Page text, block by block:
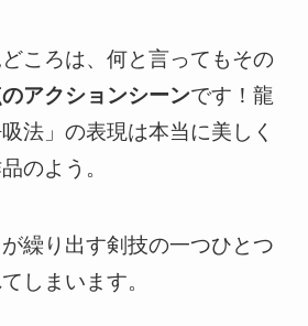
どころは、何と言ってもその
アクションシーンです！龍
法」の表現は本当に美しく
のよう。
繰り出す剣技の一つひとつ
しまいます。